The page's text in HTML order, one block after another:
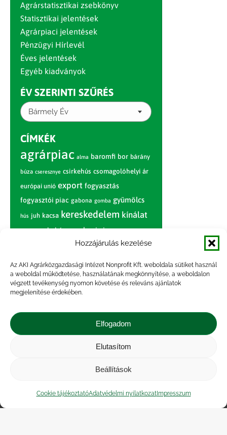
Hozzájárulás kezelése
Az AKI Agrárközgazdasági Intézet Nonprofit Kft. weboldala sütiket használ
a weboldal működtetése, használatának megkönnyítése, a weboldalon
végzett tevékenység nyomon követése és releváns ajánlatok
megjelenítése érdekében.
Elfogadom
Elutasítom
Beállítások
Cookie tájékoztatóAdatvédelmi nyilatkozatImpresszum
Agrárstatisztikai zsebkönyv
Statisztikai jelentések
Agrárpiaci jelentések
Pénzügyi Hírlevél
Éves jelentések
Egyéb kiadványok
ÉV SZERINTI SZŰRÉS
Bármely Év
CÍMKÉK
agrárpiac alma baromfi bor bárány
búza cseresznye csirkehús csomagolóhelyi ár
európai unió export fogyasztás
fogyasztói piac gabona gomba gyümölcs
hús juh kacsa kereskedelem kínálat
körte marhahús nagybani piac narancs
nemzetközi árinformációk
paradicsom piac piaci jelentés
pulyka pulykahús sertés sertéshús
szarvasmarha termelés
termelői
zöldség árak
átlagárértékesítési ár
Közérdekű adatok
| Adatvédelmi nyilatkozat
|